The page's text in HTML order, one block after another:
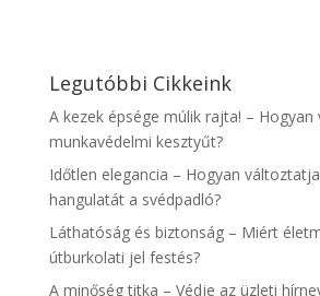
Legutóbbi Cikkeink
A kezek épsége múlik rajta! – Hogyan
munkavédelmi kesztyűt?
Időtlen elegancia – Hogyan
hangulatát a svédpadló?
Láthatóság és biztonság – Miért
útburkolati jel festés?
A minőség titka – Védje az üzleti